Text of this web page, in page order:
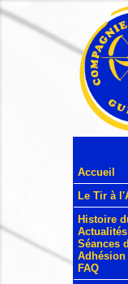
Accueil
Le Tir à
Histoire
Actualités
Séances
Adhésion
FAQ